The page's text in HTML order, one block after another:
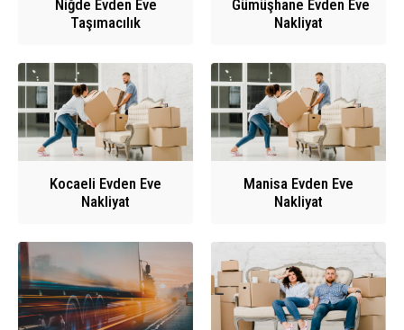
Niğde Evden Eve
Taşımacılık
Gümüşhane Evden Eve
Nakliyat
Kocaeli Evden Eve
Nakliyat
Manisa Evden Eve
Nakliyat